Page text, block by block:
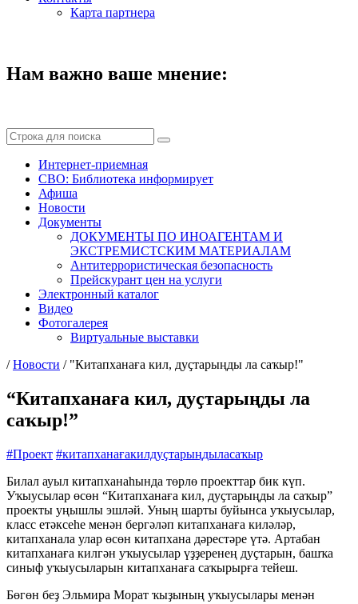
Карта партнера
Нам важно ваше мнение:
Интернет-приемная
СВО: Библиотека информирует
Афиша
Новости
Документы
ДОКУМЕНТЫ ПО ИНОАГЕНТАМ И
ЭКСТРЕМИСТСКИМ МАТЕРИАЛАМ
Антитеррористическая безопасность
Прейскурант цен на услуги
Электронный каталог
Видео
Фотогалерея
Виртуальные выставки
/Новости / "Китапханаға кил, дуҫтарыңды ла саҡыр!"
“Китапханаға кил, дуҫтарыңды ла
саҡыр!”
#Проект #китапханағакилдуҫтарыңдыласаҡыр
Билал ауыл китапханаһында төрлө проекттар бик күп.
Уҡыусылар өсөн “Китапханаға кил, дуҫтарыңды ла саҡыр”
проекты уңышлы эшләй. Уның шарты буйынса уҡыусылар,
класс етәксеһе менән бергәләп китапханаға киләләр,
китапханала улар өсөн китапхана дәрестәре үтә. Артабан
китапханаға килгән уҡыусылар үҙҙеренең дуҫтарын, башҡа
синыф уҡыусыларын китапханаға саҡырырға тейеш.
Бөгөн беҙ Эльмира Морат ҡыҙының уҡыусылары менән